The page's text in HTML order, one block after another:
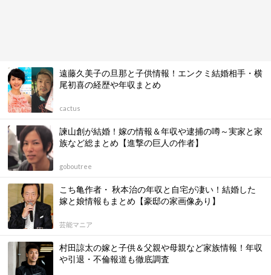
遠藤久美子の旦那と子供情報！エンクミ結婚相手・横
尾初喜の経歴や年収まとめ
cactus
諫山創が結婚！嫁の情報＆年収や逮捕の噂～実家と家
族など総まとめ【進撃の巨人の作者】
goboutree
こち亀作者・ 秋本治の年収と自宅が凄い！結婚した
嫁と娘情報もまとめ【豪邸の家画像あり】
芸能マニア
村田諒太の嫁と子供＆父親や母親など家族情報！年収
や引退・不倫報道も徹底調査